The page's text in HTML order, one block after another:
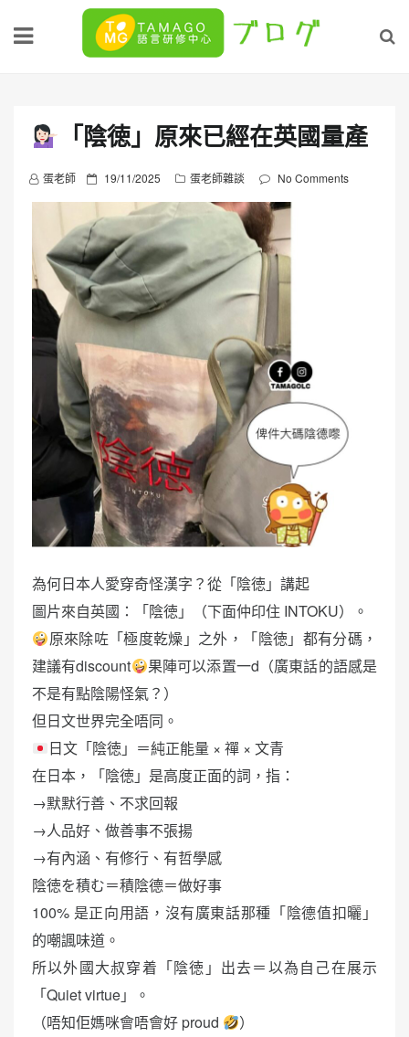
「陰徳」原來已經在英國量產
蛋老師
P
o
s
t
e
d
o
n
19/11/2025 蛋老師雜談 No Comments
為何日本人愛穿奇怪漢字？從「陰徳」講起
圖片來自英國：「陰徳」（下面仲印住 INTOKU）。
原來除咗「極度乾燥」之外，「陰徳」都有分碼，
建議有discount
果陣可以添置一d（廣東話的語感是
不是有點陰陽怪氣？）
但日文世界完全唔同。
日文「陰徳」＝純正能量 × 禪 × 文青
在日本，「陰徳」是高度正面的詞，指：
→默默行善、不求回報
→人品好、做善事不張揚
→有內涵、有修行、有哲學感
陰徳を積む＝積陰德＝做好事
100% 是正向用語，沒有廣東話那種「陰德值扣曬」
的嘲諷味道。
所以外國大叔穿着「陰徳」出去＝以為自己在展示
「Quiet virtue」。
（唔知佢媽咪會唔會好 proud
）